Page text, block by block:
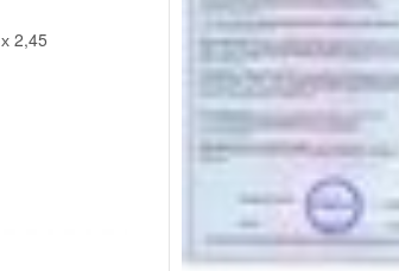
2,45